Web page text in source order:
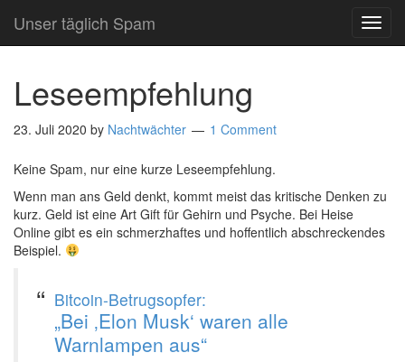
Unser täglich Spam
Leseempfehlung
23. Juli 2020 by Nachtwächter 1 Comment
Keine Spam, nur eine kurze Leseempfehlung.
Wenn man ans Geld denkt, kommt meist das kritische Denken zu
kurz. Geld ist eine Art Gift für Gehirn und Psyche. Bei Heise
Online gibt es ein schmerzhaftes und hoffentlich abschreckendes
Beispiel.
Bitcoin-Betrugsopfer:
„Bei ‚Elon Musk‘ waren alle
Warnlampen aus“